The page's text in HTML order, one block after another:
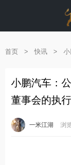
首页 > 快讯 >
小鹏汽车：
董事会的执
一米江湖 浏